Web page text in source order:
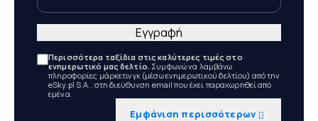
Περισσότερα ταξίδια στις καλύτερες τιμές στο
ενημερωτικό μας δελτίο. Συμφωνώ να λαμβάνω
πληροφορίες μάρκετινγκ (μέσω ενημερωτικού δελτίου) από την
eSky.pl S.A., στη διεύθυνση email που έχει παραχωρηθεί από
εμένα.
Εμφάνιση περισσότερων
Εγγραφή